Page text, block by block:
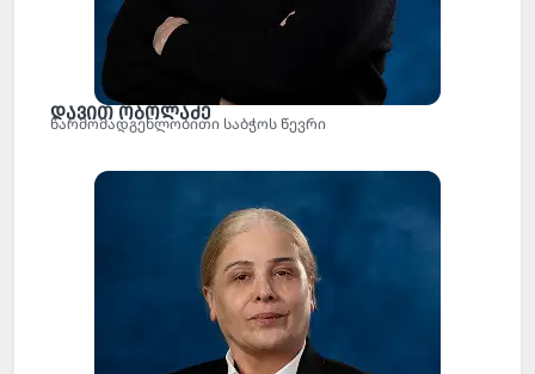
დავით ობოლაძე
წარმომადგენლობითი საბჭოს წევრი